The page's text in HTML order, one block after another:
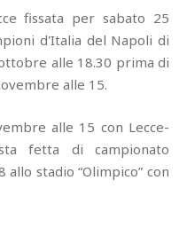
fissata per sabato 25
d'Italia del Napoli di
alle 18.30 prima di
alle 15.
alle 15 con Lecce-
fetta di campionato
stadio “Olimpico” con